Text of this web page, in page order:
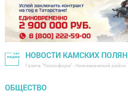
НОВОСТИ КАМСКИХ ПОЛЯН
Газета "Посинформ" - Нижнекамский район
ОБЩЕСТВО